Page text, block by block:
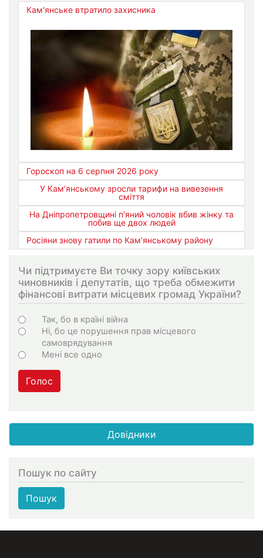
Кам'янське втратило захисника
Гороскоп на 6 серпня 2026 року
У Кам’янському зросли тарифи на вивезення
сміття
На Дніпропетровщині п'яний чоловік вбив жінку та
побив ще двох людей
Росіяни знову гатили по Кам’янському району
Чи підтримуєте Ви точку зору київських
чиновників і депутатів, що треба обмежити
фінансові витрати місцевих громад України?
Choices
Так, бо в країні війна
Ні, бо це порушення прав місцевого
самоврядування
Мені все одно
Голос
Довідники
Пошук по сайту
Пошук